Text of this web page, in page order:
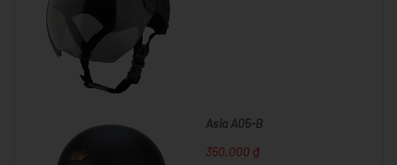
Asia A05-B
350,000 ₫